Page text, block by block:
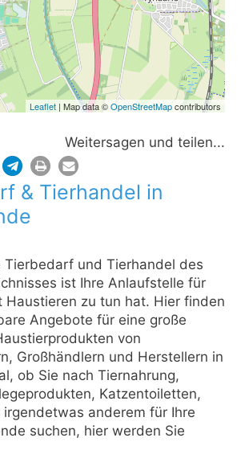
Leaflet | Map data ©OpenStreetMapcontributors
Weitersagen und teilen...
& Tierhandel in
Tierbedarf und Tierhandel des
ist Ihre Anlaufstelle für
Haustieren zu tun hat. Hier finden
Angebote für eine große
von
Großhändlern und Herstellern in
ob Sie nach Tiernahrung,
Katzentoiletten,
irgendetwas anderem für Ihre
suchen, hier werden Sie